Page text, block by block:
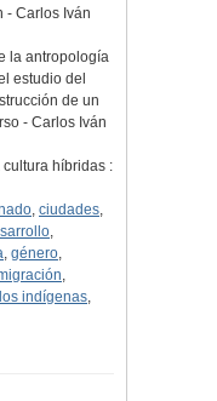
- Carlos Iván
la antropología
estudio del
de un
- Carlos Iván
híbridas :
, ciudades,
,
, género,
,
indígenas,